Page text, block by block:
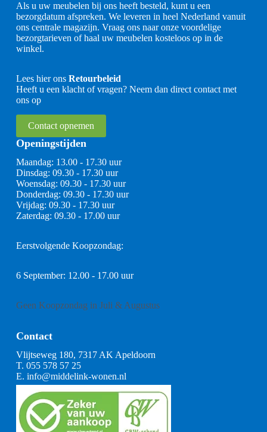
Als u uw meubelen bij ons heeft besteld, kunt u een
bezorgdatum afspreken. We leveren in heel Nederland vanuit
ons centrale magazijn. Vraag ons naar onze voordelige
bezorgtarieven of haal uw meubelen kosteloos op in de
winkel.
Lees hier ons Retourbeleid
Heeft u een klacht of vragen? Neem dan direct contact met
ons op
Contact opnemen
Openingstijden
Maandag: 13.00 - 17.30 uur
Dinsdag: 09.30 - 17.30 uur
Woensdag: 09.30 - 17.30 uur
Donderdag: 09.30 - 17.30 uur
Vrijdag: 09.30 - 17.30 uur
Zaterdag: 09.30 - 17.00 uur
Eerstvolgende Koopzondag:
6 September: 12.00 - 17.00 uur
Geen Koopzondag in Juli & Augustus
Contact
Vlijtseweg 180, 7317 AK Apeldoorn
T. 055 578 57 25
E. info@middelink-wonen.nl